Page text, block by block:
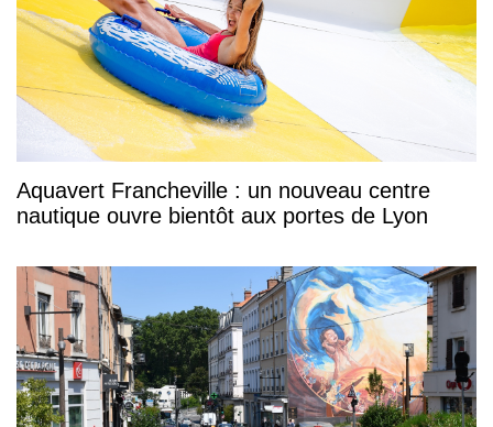
Aquavert Francheville : un nouveau centre
nautique ouvre bientôt aux portes de Lyon